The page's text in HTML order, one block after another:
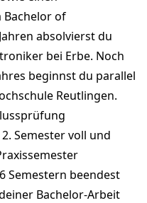
Bachelor of
absolvierst du
bei Erbe. Noch
beginnst du parallel
Reutlingen.
Semester voll und
Semestern beendest
Bachelor-Arbeit